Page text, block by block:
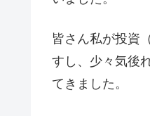
皆さん私が投資
すし、少々気後
てきました。